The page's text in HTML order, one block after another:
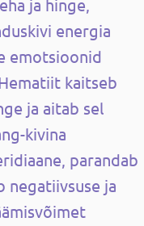
ja hinge,
energia
emotsioonid
kaitseb
ja aitab sel
kivina
parandab
negatiivsuse ja